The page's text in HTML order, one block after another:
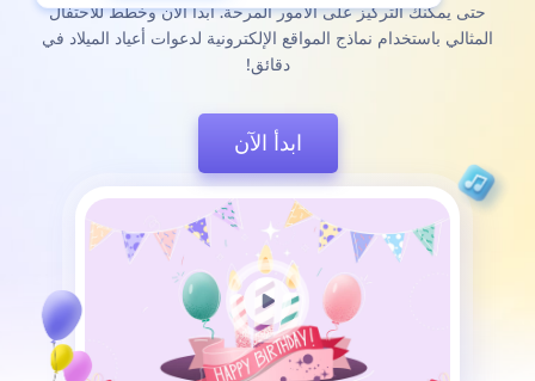
حتى يمكنك التركيز على الأمور المرحة. ابدأ الآن وخطط للاحتفال
المثالي باستخدام نماذج المواقع الإلكترونية لدعوات أعياد الميلاد في
دقائق!
ابدأ الآن